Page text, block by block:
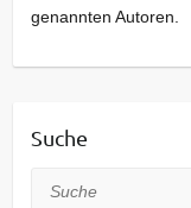
genannten Autoren.
Suche
Suche